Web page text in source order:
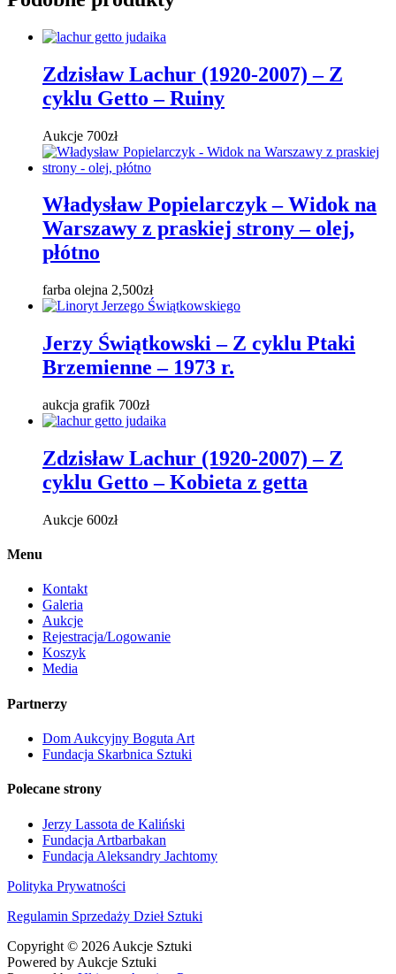
Zdzisław Lachur (1920-2007) – Z
cyklu Getto – Ruiny
Aukcje 700zł
Władysław Popielarczyk – Widok na
Warszawy z praskiej strony – olej,
płótno
farba olejna 2,500zł
Jerzy Świątkowski – Z cyklu Ptaki
Brzemienne – 1973 r.
aukcja grafik 700zł
Zdzisław Lachur (1920-2007) – Z
cyklu Getto – Kobieta z getta
Aukcje 600zł
Menu
Kontakt
Galeria
Aukcje
Rejestracja/Logowanie
Koszyk
Media
Partnerzy
Dom Aukcyjny Boguta Art
Fundacja Skarbnica Sztuki
Polecane strony
Jerzy Lassota de Kaliński
Fundacja Artbarbakan
Fundacja Aleksandry Jachtomy
Polityka Prywatności
Regulamin Sprzedaży Dzieł Sztuki
Copyright © 2026 Aukcje Sztuki
Powered by Aukcje Sztuki